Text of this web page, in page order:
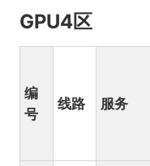
GPU4区
编
号
线路 服务